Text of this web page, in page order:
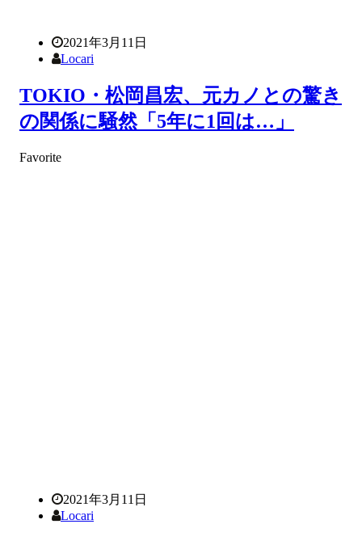
2021年3月11日
Locari
TOKIO・松岡昌宏、元カノとの驚き
の関係に騒然「5年に1回は…」
Favorite
2021年3月11日
Locari